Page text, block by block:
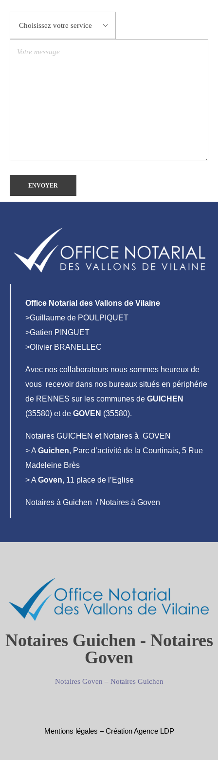
Office Notarial des Vallons de Vilaine
>Guillaume de POULPIQUET
>Gatien PINGUET
>Olivier BRANELLEC
Avec nos collaborateurs nous sommes heureux de
vous recevoir dans nos bureaux situés en périphérie
de RENNES sur les communes de GUICHEN
(35580) et de GOVEN (35580).
Notaires GUICHEN et Notaires à GOVEN
> A Guichen, Parc d’activité de la Courtinais, 5 Rue
Madeleine Brès
> A Goven, 11 place de l’Eglise
Notaires à Guichen / Notaires à Goven
Notaires Guichen - Notaires
Goven
Notaires Goven – Notaires Guichen
Mentions légales –Création Agence LDP